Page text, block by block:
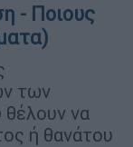
- Ποιους
των
θέλουν να
ή θανάτου